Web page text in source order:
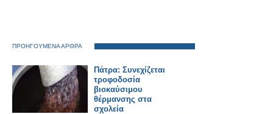
ΠΡΟΗΓΟΥΜΕΝΑ ΑΡΘΡΑ
Πάτρα: Συνεχίζεται
τροφοδοσία
βιοκαύσιμου
θέρμανσης στα
σχολεία